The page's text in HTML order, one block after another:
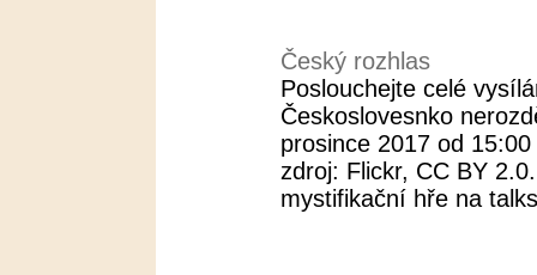
Český rozhlas
Poslouchejte celé
Českoslovesnko
prosince 2017 od
zdroj: Flickr, CC BY
mystifikační hře na